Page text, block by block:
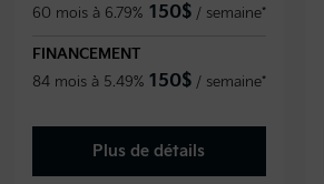
60 mois à 6.79% 150$ / semaine*
FINANCEMENT
84 mois à 5.49% 150$ / semaine*
Plus de détails